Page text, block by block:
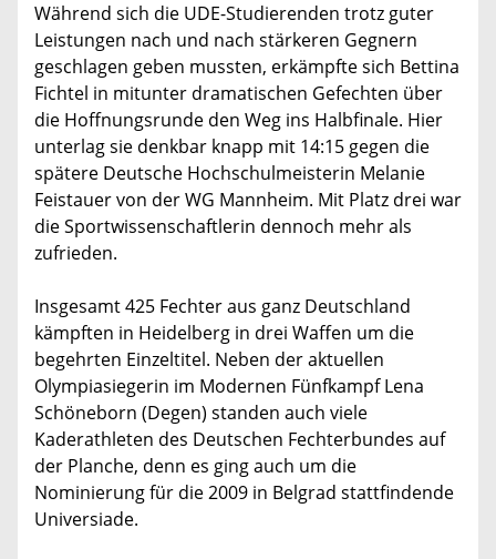
Während sich die UDE-Studierenden trotz guter
Leistungen nach und nach stärkeren Gegnern
geschlagen geben mussten, erkämpfte sich Bettina
Fichtel in mitunter dramatischen Gefechten über
die Hoffnungsrunde den Weg ins Halbfinale. Hier
unterlag sie denkbar knapp mit 14:15 gegen die
spätere Deutsche Hochschulmeisterin Melanie
Feistauer von der WG Mannheim. Mit Platz drei war
die Sportwissenschaftlerin dennoch mehr als
zufrieden.
Insgesamt 425 Fechter aus ganz Deutschland
kämpften in Heidelberg in drei Waffen um die
begehrten Einzeltitel. Neben der aktuellen
Olympiasiegerin im Modernen Fünfkampf Lena
Schöneborn (Degen) standen auch viele
Kaderathleten des Deutschen Fechterbundes auf
der Planche, denn es ging auch um die
Nominierung für die 2009 in Belgrad stattfindende
Universiade.